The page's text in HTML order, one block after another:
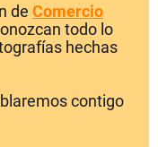
de Comercio
todo lo
hechas
contigo